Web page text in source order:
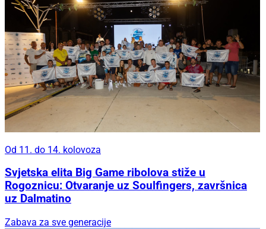
Od 11. do 14. kolovoza
Svjetska elita Big Game ribolova stiže u
Rogoznicu: Otvaranje uz Soulfingers, završnica
uz Dalmatino
Zabava za sve generacije